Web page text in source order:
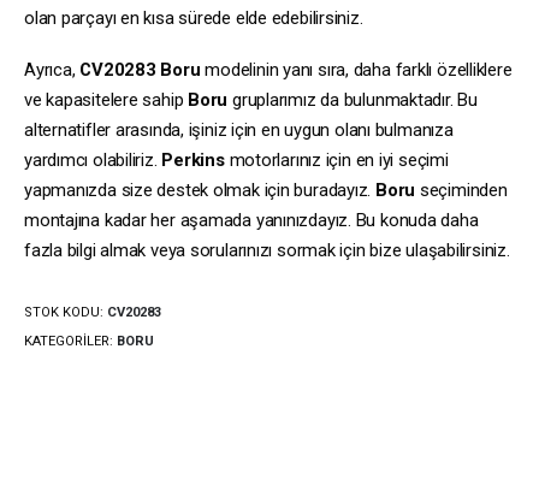
olan parçayı en kısa sürede elde edebilirsiniz.
Ayrıca, CV20283 Boru modelinin yanı sıra, daha farklı özelliklere
ve kapasitelere sahip Boru gruplarımız da bulunmaktadır. Bu
alternatifler arasında, işiniz için en uygun olanı bulmanıza
yardımcı olabiliriz. Perkinsmotorlarınız için en iyi seçimi
yapmanızda size destek olmak için buradayız. Boru seçiminden
montajına kadar her aşamada yanınızdayız. Bu konuda daha
fazla bilgi almak veya sorularınızı sormak için bize ulaşabilirsiniz.
STOK KODU: CV20283
KATEGORILER: BORU